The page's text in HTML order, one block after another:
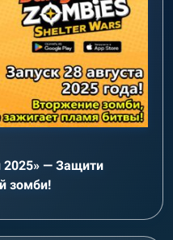
— Защити
зомби!